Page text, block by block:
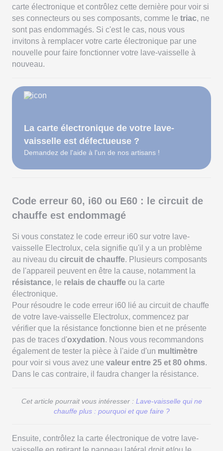
carte électronique et contrôlez cette dernière pour voir si
ses connecteurs ou ses composants, comme le triac, ne
sont pas endommagés. Si c'est le cas, nous vous
invitons à remplacer votre carte électronique par une
nouvelle pour faire fonctionner votre lave-vaisselle à
nouveau.
La carte électronique de votre lave-
vaisselle est défectueuse ?
Demandez de l'aide à l'un de nos artisans !
Code erreur 60, i60 ou E60 : le circuit de
chauffe est endommagé
Si vous constatez le code erreur i60 sur votre lave-
vaisselle Electrolux, cela signifie qu'il y a un problème
au niveau du circuit de chauffe. Plusieurs composants
de l'appareil peuvent en être la cause, notamment la
résistance, le relais de chauffe ou la carte
électronique.
Pour résoudre le code erreur i60 lié au circuit de chauffe
de votre lave-vaisselle Electrolux, commencez par
vérifier que la résistance fonctionne bien et ne présente
pas de traces d'oxydation. Nous vous recommandons
également de tester la pièce à l'aide d'un multimètre
pour voir si vous avez une valeur entre 25 et 80 ohms.
Dans le cas contraire, il faudra changer la résistance.
Cet article pourrait vous intéresser : Lave-vaisselle qui ne
chauffe plus : pourquoi et que faire ?
Ensuite, contrôlez la carte électronique de votre lave-